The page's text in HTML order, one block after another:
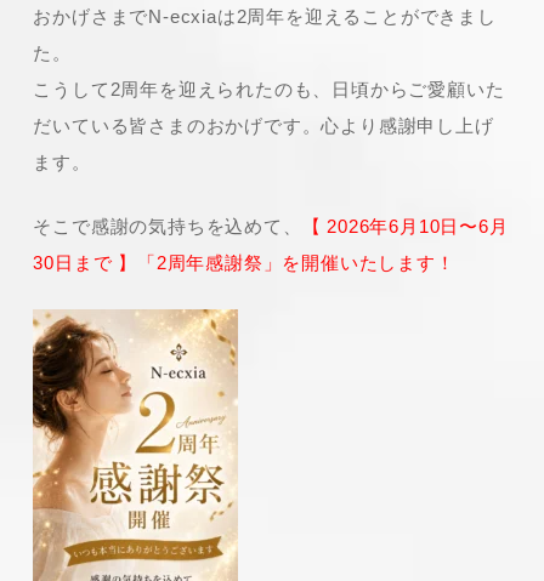
おかげさまでN-ecxiaは2周年を迎えることができまし
た。
こうして2周年を迎えられたのも、日頃からご愛顧いた
だいている皆さまのおかげです。心より感謝申し上げ
ます。
そこで感謝の気持ちを込めて、
【 2026年6月10日〜6月
30日まで 】「2周年感謝祭」を開催いたします！